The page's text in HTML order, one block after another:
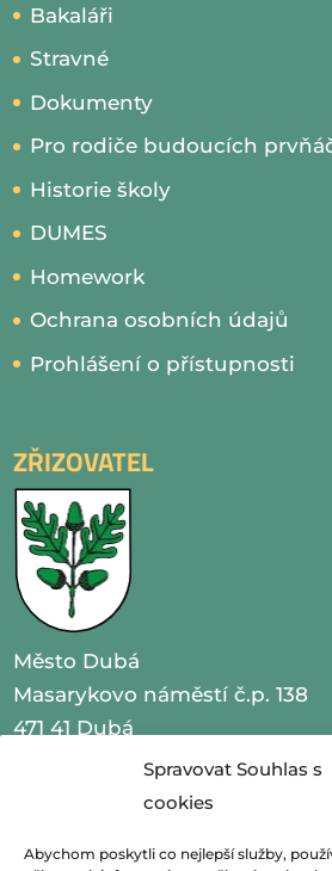
Spravovat Souhlas s
cookies
Abychom poskytli co nejlepší služby,
Bakaláři
Stravné
Dokumenty
Pro rodiče budoucích
Historie školy
DUMES
Homework
Ochrana osobních údajů
Prohlášení o přístupnosti
ZŘIZOVATEL
Město Dubá
Masarykovo náměstí č.p. 138
471 41 Dubá
IČO 00260479